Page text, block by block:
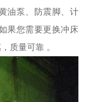
油泵、防震脚、计
果您需要更换冲床
质量可靠 。